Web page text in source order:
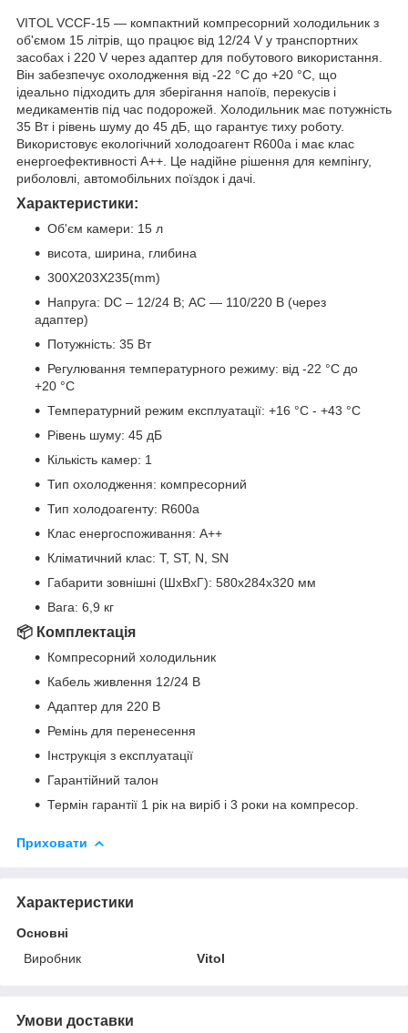
VITOL VCCF-15 — компактний компресорний холодильник з
об'ємом 15 літрів, що працює від 12/24 V у транспортних
засобах і 220 V через адаптер для побутового використання.
Він забезпечує охолодження від -22 °C до +20 °C, що
ідеально підходить для зберігання напоїв, перекусів і
медикаментів під час подорожей. Холодильник має потужність
35 Вт і рівень шуму до 45 дБ, що гарантує тиху роботу.
Використовує екологічний холодоагент R600a і має клас
енергоефективності A++. Це надійне рішення для кемпінгу,
риболовлі, автомобільних поїздок і дачі.
Характеристики:
Об'єм камери: 15 л
висота, ширина, глибина
300X203X235(mm)
Напруга: DC – 12/24 В; AC — 110/220 В (через
адаптер)
Потужність: 35 Вт
Регулювання температурного режиму: від -22 °C до
+20 °C
Температурний режим експлуатації: +16 °C - +43 °C
Рівень шуму: 45 дБ
Кількість камер: 1
Тип охолодження: компресорний
Тип холодоагенту: R600a
Клас енергоспоживання: А++
Кліматичний клас: T, ST, N, SN
Габарити зовнішні (ШхВхГ): 580x284x320 мм
Вага: 6,9 кг
📦 Комплектація
Компресорний холодильник
Кабель живлення 12/24 В
Адаптер для 220 В
Ремінь для перенесення
Інструкція з експлуатації
Гарантійний талон
Термін гарантії 1 рік на виріб і 3 роки на компресор.
Приховати
Характеристики
Основні
Виробник
Vitol
Умови доставки